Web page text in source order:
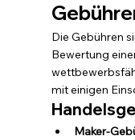
Die Gebühren
Bewertung
mit einigen
Maker-